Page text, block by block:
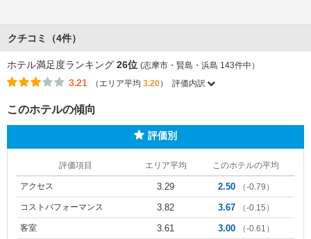
クチコミ（4件）
ホテル満足度ランキング 26位 (志摩市・賢島・浜島 143件中）
3.21 （エリア平均 3.20） 評価内訳
このホテルの傾向
評価別
評価項目 エリア平均 このホテルの平均
アクセス 3.29 2.50 （-0.79）
コストパフォーマンス 3.82 3.67 （-0.15）
客室 3.61 3.00 （-0.61）